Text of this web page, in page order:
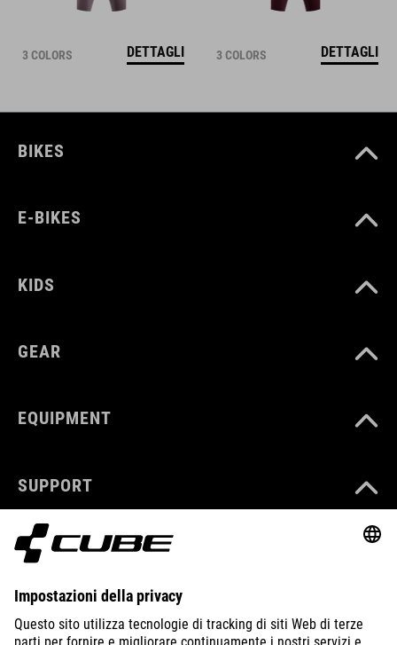
3 COLORS DETTAGLI 3 COLORS DETTAGLI
BIKES
E-BIKES
KIDS
GEAR
EQUIPMENT
SUPPORT
ABOUT US
EXPLORE